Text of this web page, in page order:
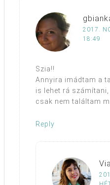
2017.
18:49
Szia!!
Annyira imádtam a
is lehet rá számítani,
csak nem találtam
Reply